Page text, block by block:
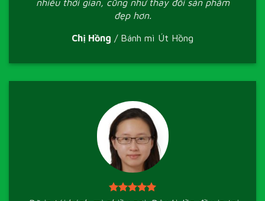
nhiều thời gian, cũng như thay đổi sản phẩm
đẹp hơn.
Chị Hồng / Bánh mì Út Hồng